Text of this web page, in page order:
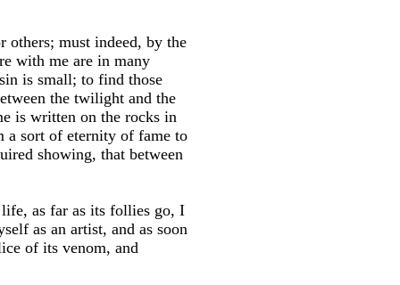
must indeed, by the
with me are in many
is small; to find those
the twilight and the
is written on the rocks in
a sort of eternity of fame to
showing, that between
as far as its follies go, I
as an artist, and as soon
of its venom, and